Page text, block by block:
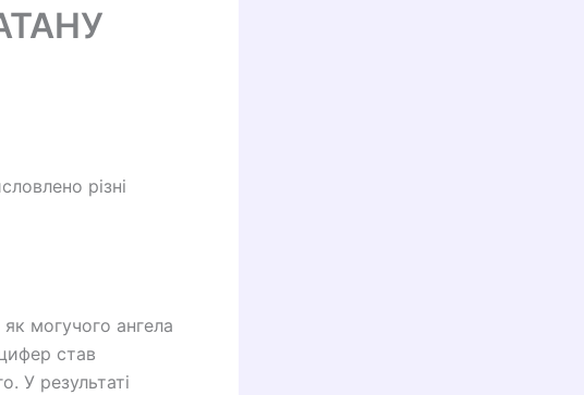
різні
могучого ангела
став
У результаті